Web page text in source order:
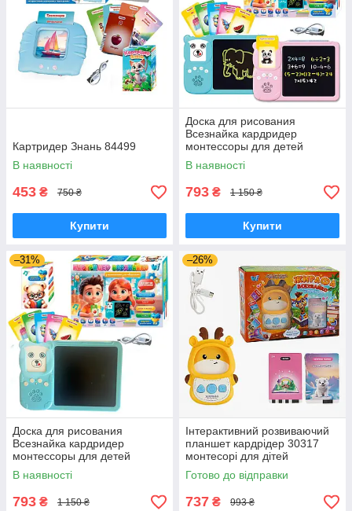
Картридер Знань 84499
В наявності
453 ₴ 750 ₴
Купити
Доска для рисования
Всезнайка кардридер
монтессоры для детей
карманный алфавит 122
карты на аккумуляторе
В наявності
793 ₴ 1 150 ₴
Купити
–31%
Доска для рисования
Всезнайка кардридер
монтессоры для детей
карманный алфавит 122
карты на аккумуляторе
В наявності
793 ₴ 1 150 ₴
–26%
Інтерактивний розвиваючий
планшет кардрідер 30317
монтесорі для дітей
кишенькова абетка 122
картки казки
Готово до відправки
737 ₴ 993 ₴